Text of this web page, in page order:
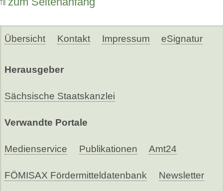
Übersicht Kontakt Impressum eSignatur
Herausgeber
Sächsische Staatskanzlei
Verwandte Portale
Medienservice Publikationen Amt24
FÖMISAX Fördermitteldatenbank Newsletter